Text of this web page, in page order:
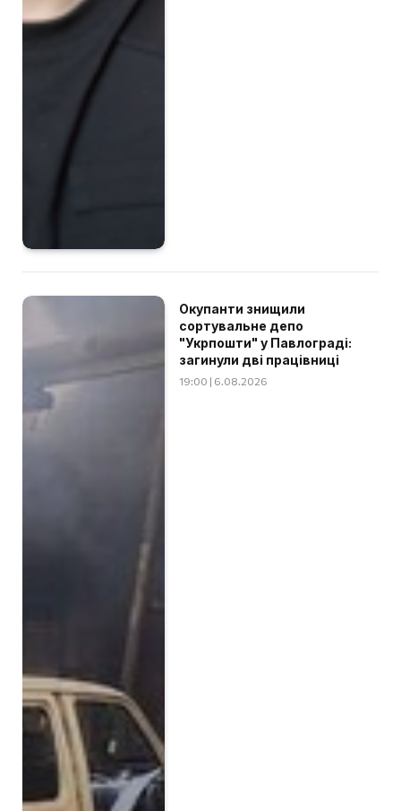
Окупанти знищили
сортувальне депо
"Укрпошти" у Павлограді:
загинули дві працівниці
19:00 | 6.08.2026